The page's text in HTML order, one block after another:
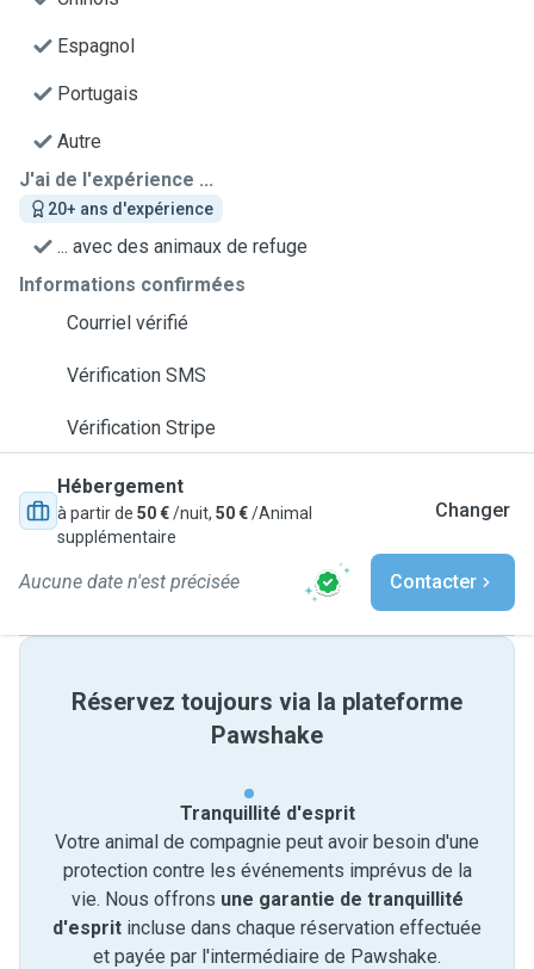
Espagnol
Portugais
Autre
J'ai de l'expérience ...
20+ ans d'expérience
... avec des animaux de refuge
Informations confirmées
Courriel vérifié
Vérification SMS
Vérification Stripe
Hébergement
à partir de 50 €/nuit, 50 €/Animal
supplémentaire
Changer
Aucune date n'est précisée Contacter
Réservez toujours via la plateforme
Pawshake
Tranquillité d'esprit
Votre animal de compagnie peut avoir besoin d'une
protection contre les événements imprévus de la
vie. Nous offrons une garantie de tranquillité
d'esprit incluse dans chaque réservation effectuée
et payée par l'intermédiaire de Pawshake.